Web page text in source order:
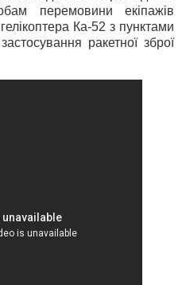
перемовини екіпажів
Ка-52 з пунктами
ракетної зброї